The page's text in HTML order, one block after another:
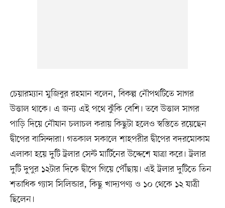
চেয়ারম্যান মুজিবুর রহমান বলেন, বিকল্প নৌপথটিতে সাগর
উত্তাল থাকে। এ জন্য এই পথে ঝুঁকি বেশি। তবে উত্তাল সাগর
পাড়ি দিয়ে নৌযান চলাচল করায় কিছুটা হলেও স্বস্তিতে রয়েছেন
দ্বীপের বাসিন্দারা। গতকাল সকালে শাহপরীর দ্বীপের বদরমোকাম
এলাকা হয়ে দুটি ট্রলার সেন্ট মার্টিনের উদ্দেশে যাত্রা করে। ট্রলার
দুটি দুপুর ১২টার দিকে দ্বীপে গিয়ে পৌঁছায়। এই ট্রলার দুটিতে তিন
শতাধিক গ্যাস সিলিন্ডার, কিছু খাদ্যপণ্য ও ১০ থেকে ১২ যাত্রী
ছিলেন।